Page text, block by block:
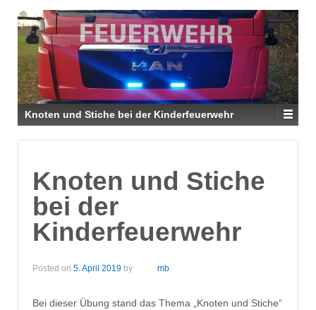
Knoten und Stiche bei der Kinderfeuerwehr
Knoten und Stiche
bei der
Kinderfeuerwehr
Posted on 5. April 2019 by mb
Bei dieser Übung stand das Thema „Knoten und Stiche“